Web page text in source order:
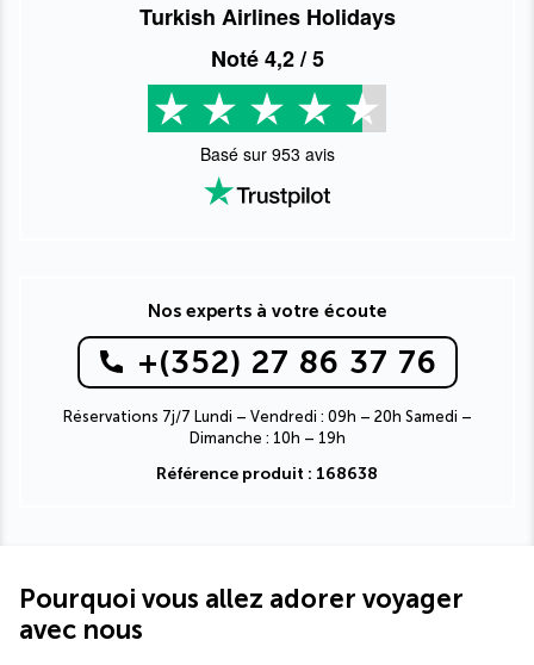
Turkish Airlines Holidays
Noté4,2/ 5
Basé sur 953 avis
Nos experts à votre écoute
+(352) 27 86 37 76
Réservations 7j/7 Lundi – Vendredi : 09h – 20h Samedi –
Dimanche : 10h – 19h
Référence produit : 168638
Pourquoi vous allez adorer voyager
avec nous